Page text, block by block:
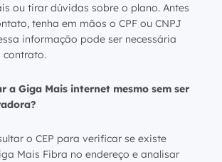
ou tirar dúvidas sobre o plano. Antes
tenha em mãos o CPF ou CNPJ
informação pode ser necessária
contrato.
a Giga Mais internet mesmo sem ser
o CEP para verificar se existe
Mais Fibra no endereço e analisar